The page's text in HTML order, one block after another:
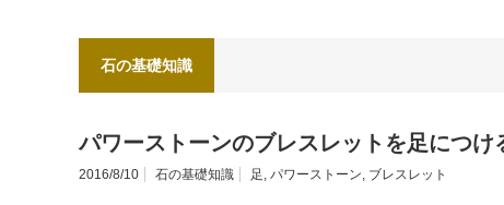
石の基礎知識
パワーストーンのブレスレットを足につけ
2016/8/10 石の基礎知識 足 , パワーストーン, ブレスレット